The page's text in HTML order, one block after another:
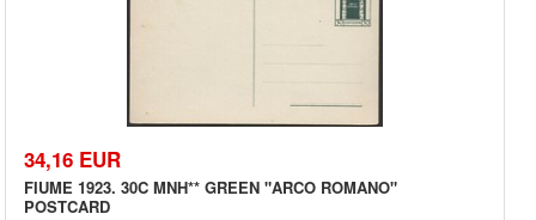
34,16 EUR
FIUME 1923. 30C MNH** GREEN "ARCO ROMANO"
POSTCARD